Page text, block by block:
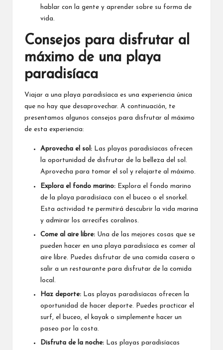
hablar con la gente y aprender sobre su forma de
vida.
Consejos para disfrutar al
máximo de una playa
paradisíaca
Viajar a una playa paradisíaca es una experiencia única
que no hay que desaprovechar. A continuación, te
presentamos algunos consejos para disfrutar al máximo
de esta experiencia:
Aprovecha el sol: Las playas paradisíacas ofrecen
la oportunidad de disfrutar de la belleza del sol.
Aprovecha para tomar el sol y relajarte al máximo.
Explora el fondo marino: Explora el fondo marino
de la playa paradisíaca con el buceo o el snorkel.
Esta actividad te permitirá descubrir la vida marina
y admirar los arrecifes coralinos.
Come al aire libre: Una de las mejores cosas que se
pueden hacer en una playa paradisíaca es comer al
aire libre. Puedes disfrutar de una comida casera o
salir a un restaurante para disfrutar de la comida
local.
Haz deporte: Las playas paradisíacas ofrecen la
oportunidad de hacer deporte. Puedes practicar el
surf, el buceo, el kayak o simplemente hacer un
paseo por la costa.
Disfruta de la noche: Las playas paradisíacas